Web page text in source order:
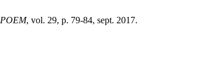
POEM, vol. 29, p. 79-84, sept. 2017.